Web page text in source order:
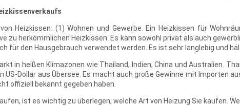
Heizkissen: (1) Wohnen und Gewerbe. Ein Heizkissen für
zu herkömmlichen Heizkissen. Es kann sowohl privat als auch
für den Hausgebrauch verwendet werden. Es ist sehr langlebig und
in heißen Klimazonen wie Thailand, Indien, China und Australien.
US-Dollar aus Übersee. Es macht auch große Gewinne mit Importen
offiziell bekannt gegeben haben.
ist es wichtig zu überlegen, welche Art von Heizung Sie kaufen.